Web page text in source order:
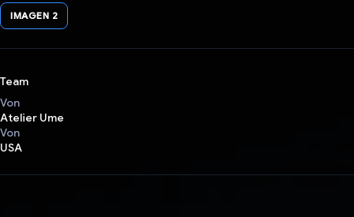
IMAGEN 2
Team
Von
Atelier Ume
Von
USA